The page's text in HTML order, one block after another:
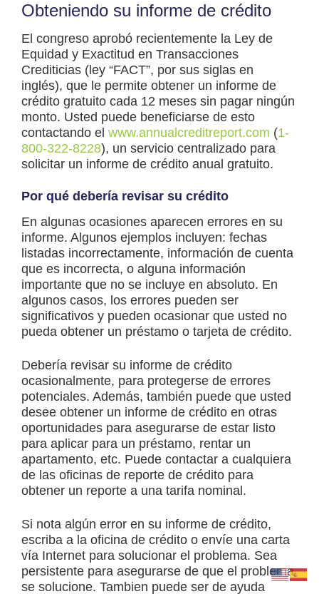
Obteniendo su informe de crédito
El congreso aprobó recientemente la Ley de
Equidad y Exactitud en Transacciones
Crediticias (ley “FACT”, por sus siglas en
inglés), que le permite obtener un informe de
crédito gratuito cada 12 meses sin pagar ningún
monto. Usted puede beneficiarse de esto
contactando el www.annualcreditreport.com (1-
800-322-8228), un servicio centralizado para
solicitar un informe de crédito anual gratuito.
Por qué debería revisar su crédito
En algunas ocasiones aparecen errores en su
informe. Algunos ejemplos incluyen: fechas
listadas incorrectamente, información de cuenta
que es incorrecta, o alguna información
importante que no se incluye en absoluto. En
algunos casos, los errores pueden ser
significativos y pueden ocasionar que usted no
pueda obtener un préstamo o tarjeta de crédito.
Debería revisar su informe de crédito
ocasionalmente, para protegerse de errores
potenciales. Además, también puede que usted
desee obtener un informe de crédito en otras
oportunidades para asegurarse de estar listo
para aplicar para un préstamo, rentar un
apartamento, etc. Puede contactar a cualquiera
de las oficinas de reporte de crédito para
obtener un reporte a una tarifa nominal.
Si nota algún error en su informe de crédito,
escriba a la oficina de crédito o envíe una carta
vía Internet para solucionar el problema. Sea
persistente para asegurarse de que el problema
se solucione. Tambien puede ser de ayuda